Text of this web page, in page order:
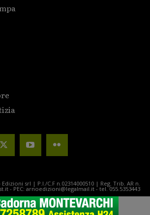
srl | P.I./C.F n.02314000510 | Reg. Trib. AR n.
- PEC: arnoedizioni@legalmail.it - tel. 055.5353443